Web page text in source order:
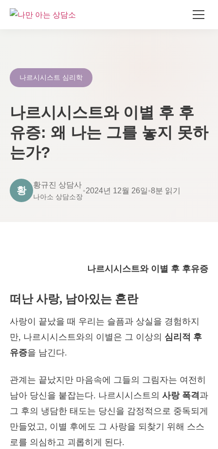
나르시시스트 심리학
나르시시스트와 이별 후 후
유증: 왜 나는 그를 놓지 못하
는가?
황
황규진 상담사
나아소 상담소장
•2024년 12월 26일•8분 읽기
나르시시스트와 이별 후 후유증
떠난 사랑, 남아있는 혼란
사랑이 끝났을 때 우리는 슬픔과 상실을 경험하지
만, 나르시시스트와의 이별은 그 이상의 심리적 후
유증을 남긴다.
관계는 끝났지만 마음속에 그들의 그림자는 여전히
남아 당신을 붙잡는다. 나르시시스트의 사랑 폭격 과
그 후의 냉담한 태도는 당신을 감정적으로 중독되게
만들었고, 이별 후에도 그 사랑을 되찾기 위해 스스
로를 의심하고 괴롭히게 된다.